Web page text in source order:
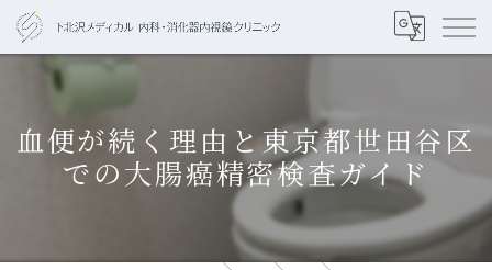
血便が続く理由と東京都世田谷区
での大腸癌精密検査ガイド